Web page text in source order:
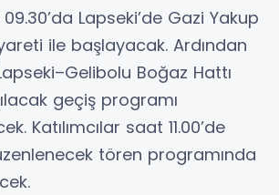
Lapseki’de Gazi Yakup
ile başlayacak. Ardından
Boğaz Hattı
geçiş programı
Katılımcılar saat 11.00’de
tören programında